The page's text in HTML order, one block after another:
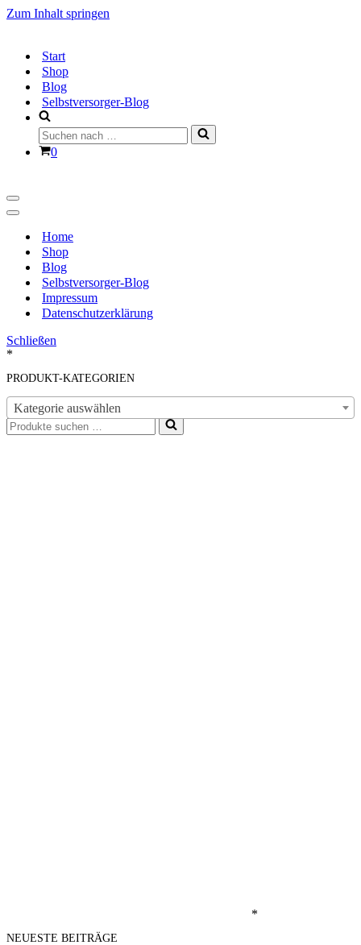
Zum Inhalt springen
Start
Shop
Blog
Selbstversorger-Blog
Suchen
nach …
Warenkorb
0
Navigationsmenü
Navigationsmenü
Home
Shop
Blog
Selbstversorger-Blog
Impressum
Datenschutzerklärung
Schließen
*
PRODUKT-KATEGORIEN
Kategorie auswählen
Suchen
nach …
*
NEUESTE BEITRÄGE